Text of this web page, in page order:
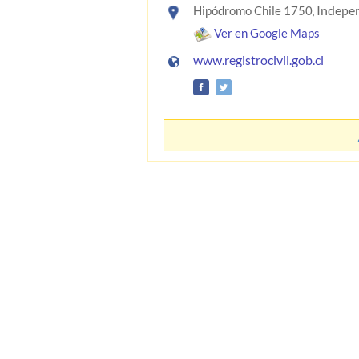
Hipódromo Chile 1750,
Ver en Google Maps
www.registrocivil.gob.cl